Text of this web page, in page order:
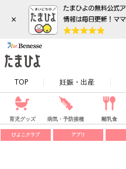
×
TOP 妊娠・出産
育児グッズ 病気・予防接種 離乳食
ひよこクラブ アプリ